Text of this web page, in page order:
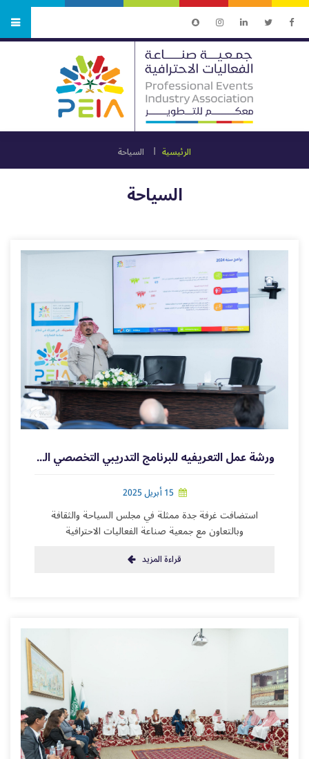
الرئيسية السياحة
السياحة
ورشة عمل التعريفيه للبرنامج التدريبي التخصصي التقني
15 أبريل 2025
استضافت غرفة جدة ممثلة في مجلس السياحة والثقافة
وبالتعاون مع جمعية صناعة الفعاليات الاحترافية
قراءة المزيد